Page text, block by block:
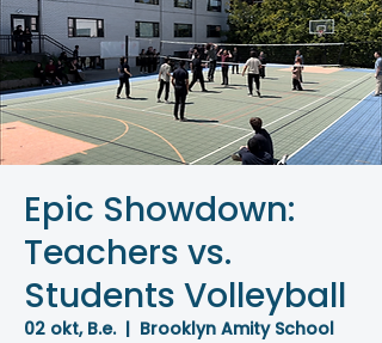
Epic Showdown:
Teachers vs.
Students Volleyball
02 okt, B.e.
  |
Brooklyn Amity School